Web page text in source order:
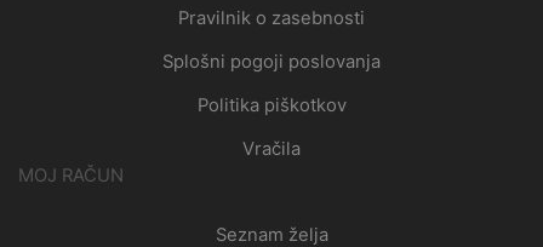
Pravilnik o zasebnosti
Splošni pogoji poslovanja
Politika piškotkov
Vračila
MOJ RAČUN
Seznam želja